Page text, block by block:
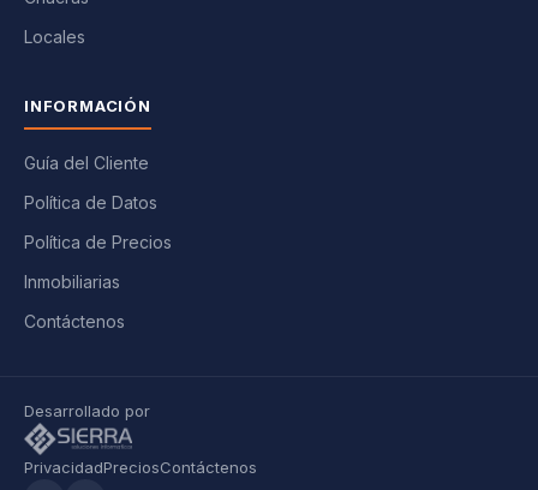
Locales
INFORMACIÓN
Guía del Cliente
Política de Datos
Política de Precios
Inmobiliarias
Contáctenos
Desarrollado por
PrivacidadPreciosContáctenos